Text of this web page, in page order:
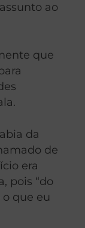
ao
que
da
de
era
pois “do
que eu